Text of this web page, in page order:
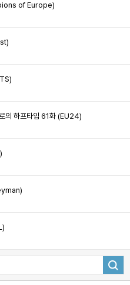
of Europe)
의 하프타임 61화 (EU24)